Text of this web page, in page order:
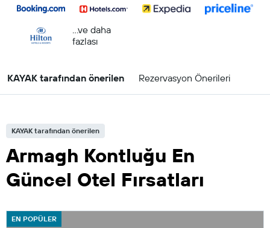
...ve daha
fazlası
KAYAK tarafından önerilen Rezervasyon Önerileri
KAYAK tarafından önerilen
Armagh Kontluğu En
Güncel Otel Fırsatları
EN POPÜLER